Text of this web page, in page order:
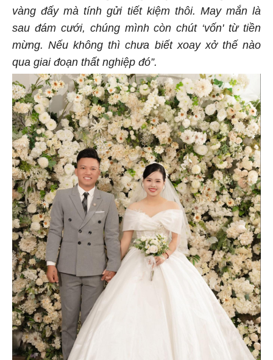
vàng đấy mà tính gửi tiết kiệm thôi. May mắn là
sau đám cưới, chúng mình còn chút ‘vốn' từ tiền
mừng. Nếu không thì chưa biết xoay xở thế nào
qua giai đoạn thất nghiệp đó”.